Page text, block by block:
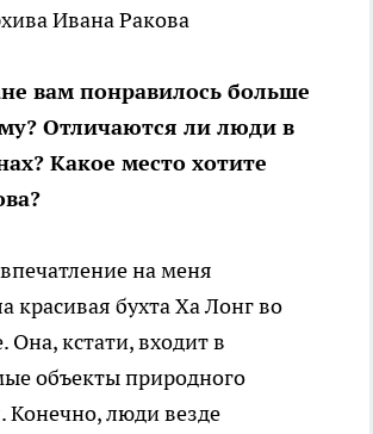
Ивана Ракова
вам понравилось больше
Отличаются ли люди в
Какое место хотите
на меня
красивая бухта Ха Лонг во
Она, кстати, входит в
объекты природного
Конечно, люди везде